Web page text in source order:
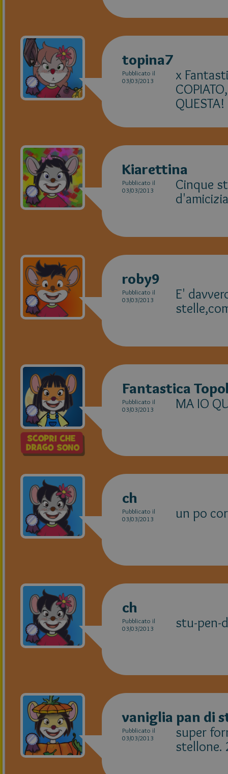
topina7
Pubblicato il
03/03/2013
x
QUESTA!
Kiarettina
Pubblicato il
03/03/2013
Cinque
roby9
Pubblicato il
03/03/2013
E'
Fantastica
Pubblicato il
03/03/2013
MA IO
ch
Pubblicato il
03/03/2013
un po
ch
Pubblicato il
03/03/2013
stu-pen-
vaniglia pan di
Pubblicato il
03/03/2013
super
stellone.